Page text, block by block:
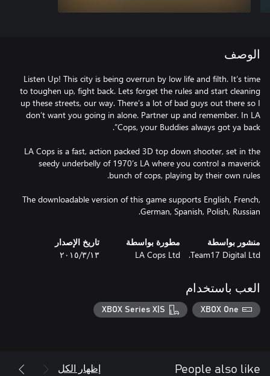
الوصف
Listen Up! This city is being overrun by low life and filth. It’s time
to toughen up, fight back. Lets forget the rules and start cleaning
up these streets, our way. There’s a lot of bad guys out there so I
don’t want you going in alone. Partner up and remember. In LA
LA Cops is a fast, action packed 3D top down shooter, set in the
seedy underbelly of 1970’s LA where you control a maverick
The downloadable version of this game supports English, French,
German, Spanish, Polish, Russian.
منشور بواسطة
Team17 Digital Ltd.
مطورة بواسطة
LA Cops Ltd
تاريخ الإصدار
١٣‏/٣‏/٢٠١٥
العب باستخدام
XBOX One
XBOX Series X|S
People also like إظهار الكل